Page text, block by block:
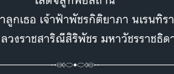
สียงรบกวนขณะตรวจได้
ม Noah
ารตรวจได้ 3 แบบ